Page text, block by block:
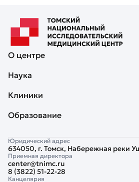
О центре
Наука
Клиники
Образование
Юридический адрес
634050, г. Томск, Набережная реки
Приемная директора
center@tnimc.ru
8 (3822) 51-22-28
Канцелярия